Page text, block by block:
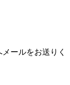
ールをお送りく